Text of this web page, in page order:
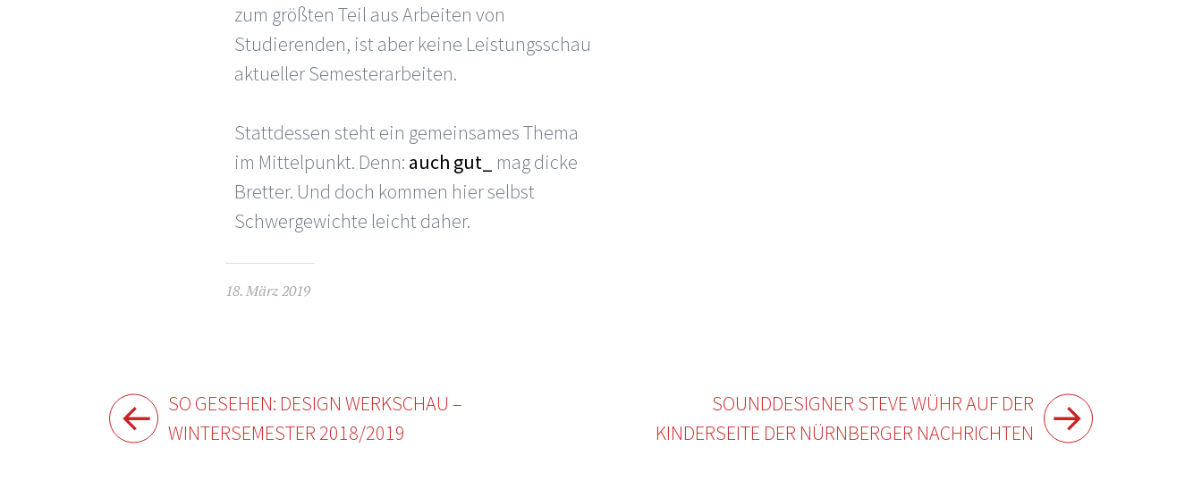
zum größten Teil aus Arbeiten von
Studierenden, ist aber keine Leistungsschau
aktueller Semesterarbeiten.
Stattdessen steht ein gemeinsames Thema
im Mittelpunkt. Denn: auch gut_
mag dicke
Bretter. Und doch kommen hier selbst
Schwergewichte leicht daher.
18. März 2019
SO GESEHEN: DESIGN WERKSCHAU –
WINTERSEMESTER 2018/2019
SOUNDDESIGNER STEVE WÜHR AUF DER
KINDERSEITE DER NÜRNBERGER NACHRICHTEN